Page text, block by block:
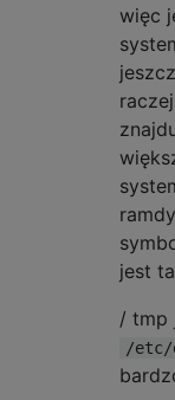
więc
jest
/ tmp
/etc/